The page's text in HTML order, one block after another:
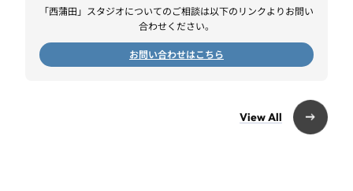
「西蒲田」スタジオについてのご相談は以下のリンクよりお問い
合わせください。
お問い合わせはこちら
View All